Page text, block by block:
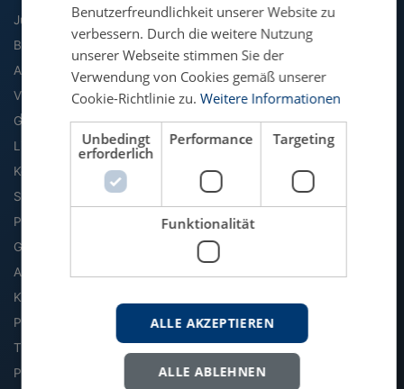
Jura
BWL
Agrarwissenschaft
VWL
Geographie
Literatur & Sprache
Kommunikation & Medien
Soziologie
Politik
Geschichte
Archäologie & Altertum
Kultur, Kunst & Musik
Philosophie
Theologie & Religion
Pädagogik
Benutzerfreundlichkeit unserer Website zu
verbessern. Durch die weitere Nutzung
unserer Webseite stimmen Sie der
Verwendung von Cookies gemäß unserer
Cookie-Richtlinie zu. Weitere Informationen
Unbedingt
erforderlich
Performance Targeting
Funktionalität
ALLE AKZEPTIEREN
ALLE ABLEHNEN